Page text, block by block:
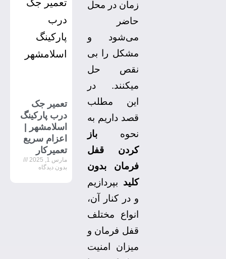
زمان در محل
حاضر
می‌شود و
مشکل را بی
نقص حل
میکنند. در
این مطلب
قصد داریم به
نحوه
کردن قفل
فرمان بدون
کلیدبپردازیم
و در کنار آن،
انواع مختلف
قفل فرمان و
میزان امنیت
تعمیر جک
درب پارکینگ
اسلامشهر |
اعزام سریع
تعمیرکار
مارس 1, 2025
بدون دیدگاه